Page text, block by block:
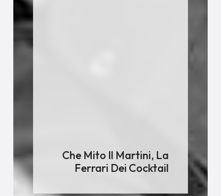
Che Mito Il Martini, La
Ferrari Dei Cocktail